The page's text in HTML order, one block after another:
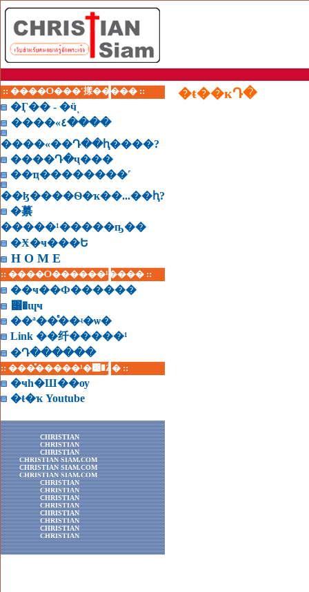
:: ����Ѻ���ʹ㨾����� ::
�Ӷ�� - �ӵͺ
����«٤����
����«��Դ��ԧ����?
����Դ�ҷ���
��ҵ��������˹
��ɮ����Ѳ�ҡ��...��ԧ?
�繤
�����¹�����ҧ��
�Ӿ�ҹ���Ե
H O M E
:: ����Ѻ������¹���� ::
��ҹ��Ф������
͸�ɰҹ
��ª��ͤ��ʵ�ѡ�
Link ��纤�����¹
�Դ������
:: ���ͤ�����¹�͹�Ź� ::
�ҹһ�Ш��ѹ
�ŧ�ҡ Youtube
CHRISTIAN
CHRISTIAN
CHRISTIAN
CHRISTIAN SIAM.COM
CHRISTIAN SIAM.COM
CHRISTIAN SIAM.COM
CHRISTIAN
CHRISTIAN
CHRISTIAN
CHRISTIAN
CHRISTIAN
CHRISTIAN
CHRISTIAN
CHRISTIAN
�ŧ��кԴ�